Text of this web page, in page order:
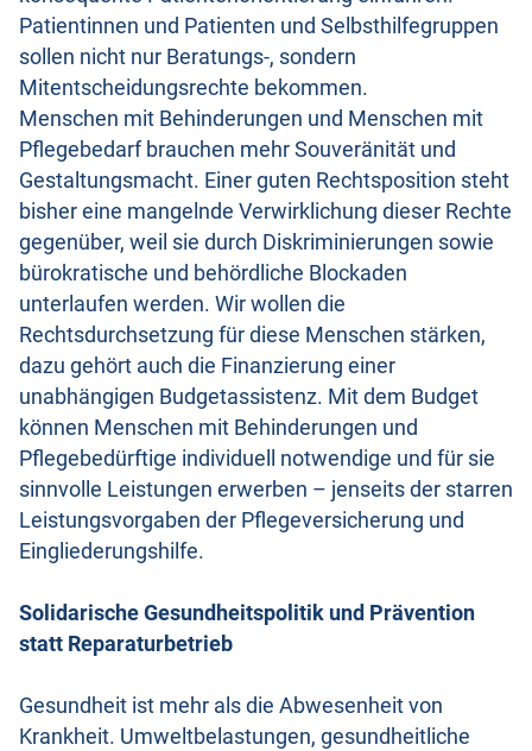
Patientinnen und Patienten und Selbsthilfegruppen
sollen nicht nur Beratungs-, sondern
Mitentscheidungsrechte bekommen.
Menschen mit Behinderungen und Menschen mit
Pflegebedarf brauchen mehr Souveränität und
Gestaltungsmacht. Einer guten Rechtsposition steht
bisher eine mangelnde Verwirklichung dieser Rechte
gegenüber, weil sie durch Diskriminierungen sowie
bürokratische und behördliche Blockaden
unterlaufen werden. Wir wollen die
Rechtsdurchsetzung für diese Menschen stärken,
dazu gehört auch die Finanzierung einer
unabhängigen Budgetassistenz. Mit dem Budget
können Menschen mit Behinderungen und
Pflegebedürftige individuell notwendige und für sie
sinnvolle Leistungen erwerben – jenseits der starren
Leistungsvorgaben der Pflegeversicherung und
Eingliederungshilfe.
Solidarische Gesundheitspolitik und Prävention
statt Reparaturbetrieb
Gesundheit ist mehr als die Abwesenheit von
Krankheit. Umweltbelastungen, gesundheitliche